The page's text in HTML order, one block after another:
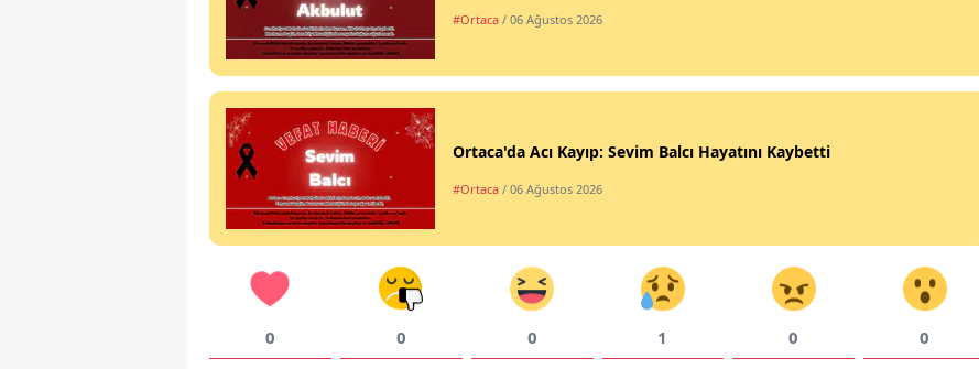
#Ortaca / 06 Ağustos 2026
Ortaca'da Acı Kayıp: Sevim Balcı Hayatını Kaybetti
#Ortaca / 06 Ağustos 2026
0 0 0 1 0 0